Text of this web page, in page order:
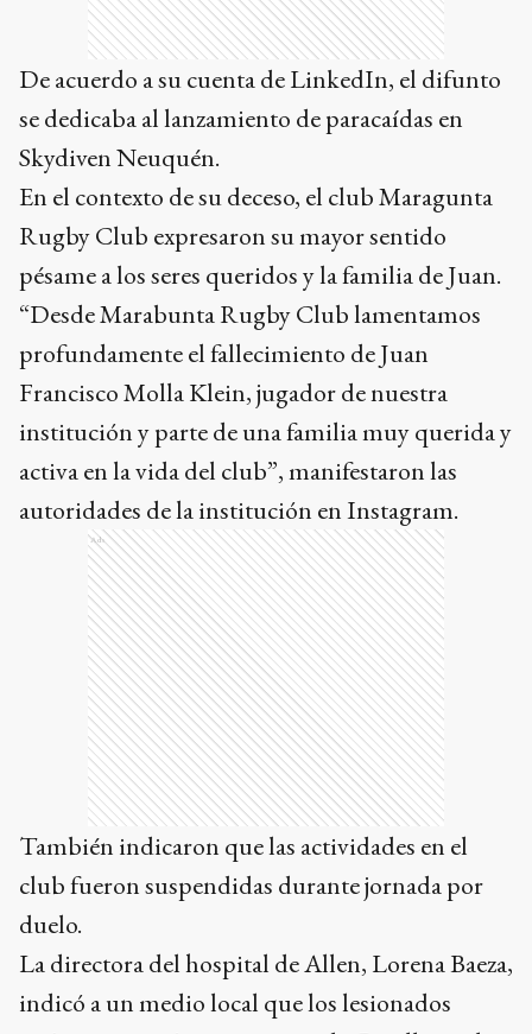
De acuerdo a su cuenta de LinkedIn, el difunto
se dedicaba al lanzamiento de paracaídas en
Skydiven Neuquén.
En el contexto de su deceso, el club Maragunta
Rugby Club expresaron su mayor sentido
pésame a los seres queridos y la familia de Juan.
“Desde Marabunta Rugby Club lamentamos
profundamente el fallecimiento de Juan
Francisco Molla Klein, jugador de nuestra
institución y parte de una familia muy querida y
activa en la vida del club”, manifestaron las
autoridades de la institución en Instagram.
Ads
También indicaron que las actividades en el
club fueron suspendidas durante jornada por
duelo.
La directora del hospital de Allen, Lorena Baeza,
indicó a un medio local que los lesionados